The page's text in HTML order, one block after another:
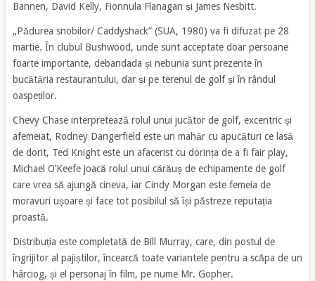
Bannen, David Kelly, Fionnula Flanagan și James Nesbitt.
„Pădurea snobilor/ Caddyshack” (SUA, 1980) va fi difuzat pe 28
martie. În clubul Bushwood, unde sunt acceptate doar persoane
foarte importante, debandada și nebunia sunt prezente în
bucătăria restaurantului, dar și pe terenul de golf și în rândul
oaspeților.
Chevy Chase interpretează rolul unui jucător de golf, excentric și
afemeiat, Rodney Dangerfield este un mahăr cu apucături ce lasă
de dorit, Ted Knight este un afacerist cu dorința de a fi fair play,
Michael O’Keefe joacă rolul unui cărăuș de echipamente de golf
care vrea să ajungă cineva, iar Cindy Morgan este femeia de
moravuri ușoare și face tot posibilul să își păstreze reputația
proastă.
Distribuția este completată de Bill Murray, care, din postul de
îngrijitor al pajiștilor, încearcă toate variantele pentru a scăpa de un
hârciog, și el personaj în film, pe nume Mr. Gopher.